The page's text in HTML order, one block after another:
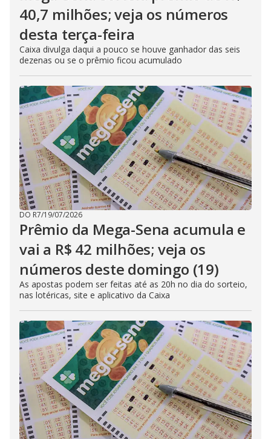
40,7 milhões; veja os números
desta terça-feira
Caixa divulga daqui a pouco se houve ganhador das seis
dezenas ou se o prêmio ficou acumulado
DO R7/19/07/2026
Prêmio da Mega-Sena acumula e
vai a R$ 42 milhões; veja os
números deste domingo (19)
As apostas podem ser feitas até as 20h no dia do sorteio,
nas lotéricas, site e aplicativo da Caixa